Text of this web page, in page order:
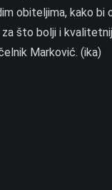
obiteljima, kako bi
što bolji i
Marković. (ika)